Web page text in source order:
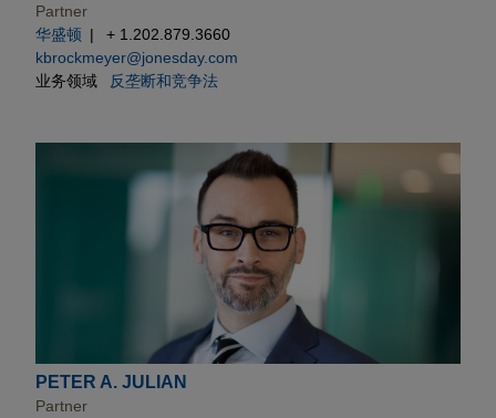
Partner
华盛顿
+ 1.202.879.3660
kbrockmeyer@jonesday.com
业务领域
反垄断和竞争法
PETER A. JULIAN
Partner